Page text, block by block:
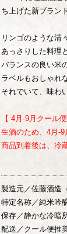
ち上げた新ブラン
リンゴのような清
あっさりした料理
バランスの良い米
ラベルもおしゃれ
それでいて、味わ
【 4月-9月クール
生酒のため、4月-9
商品到着後は、冷
製造元／佐藤酒造
特定名称／純米吟
保存／静かな冷暗
配送／クール便推